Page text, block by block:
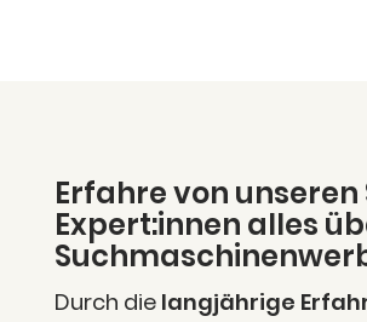
Erfah­re von unse­ren
Expert:innen alles
Durch die lang­jäh­ri­ge